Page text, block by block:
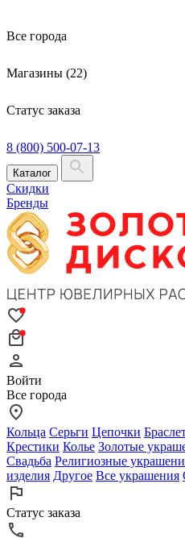
Все города
Магазины (22)
Статус заказа
8 (800) 500-07-13
Каталог
Скидки
Бренды
Войти
Все города
Кольца Серьги Цепочки
Крестики Колье Золотые
Свадьба Религиозные
изделия Другое Все украшения
Статус заказа